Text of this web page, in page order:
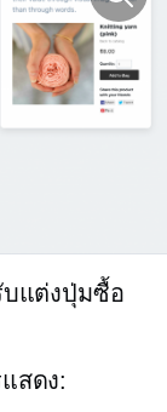
แต่งปุ่มซื้อ
สดง: